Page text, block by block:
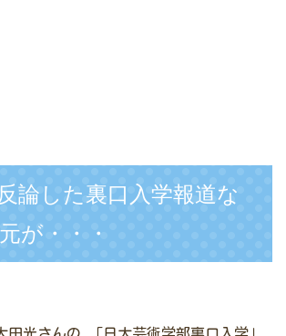
論した裏口入学報道な
が・・・
田光さんの 「日大芸術学部裏口入学」